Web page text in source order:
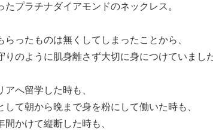
たプラチナダイアモンドのネックレス。
らったものは無くしてしまったことから、
りのように肌身離さず大切に身につけていました
アへ留学した時も、
して朝から晩まで身を粉にして働いた時も、
間かけて縦断した時も、